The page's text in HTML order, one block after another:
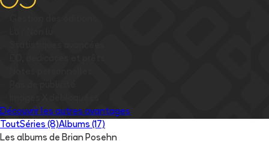
Découvrir les autres avantages
ToutSéries (8)Albums (17)
Les albums de Brian Posehn